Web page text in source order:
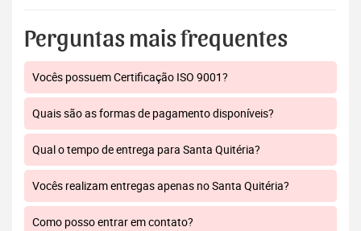
Perguntas mais frequentes
Vocês possuem Certificação ISO 9001?
Quais são as formas de pagamento disponíveis?
Qual o tempo de entrega para Santa Quitéria?
Vocês realizam entregas apenas no Santa Quitéria?
Como posso entrar em contato?